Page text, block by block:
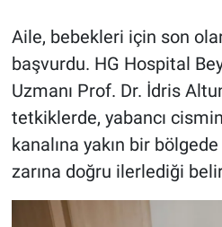
Aile, bebekleri için son
başvurdu. HG Hospital
Uzmanı Prof. Dr. İdris
tetkiklerde, yabancı
kanalına yakın bir
zarına doğru ilerlediği